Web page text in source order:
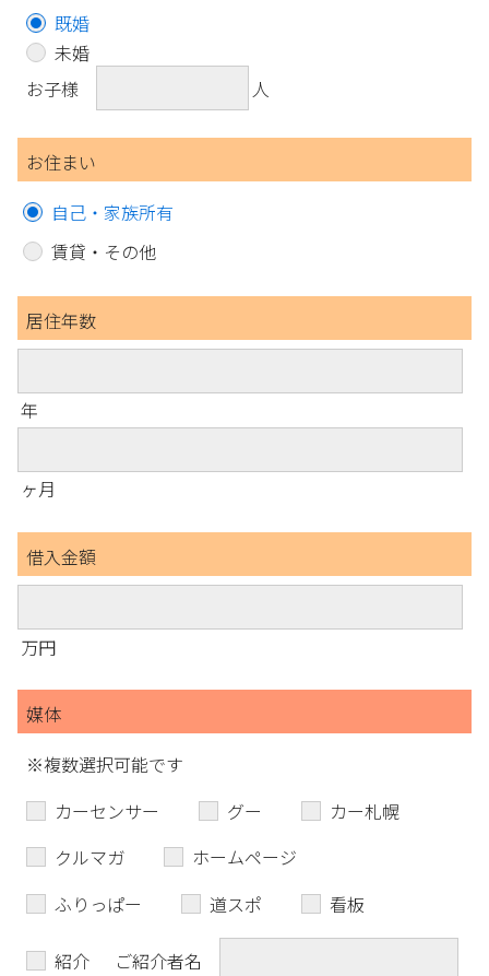
既婚
未婚
お子様
人
お住まい
自己・家族所有
賃貸・その他
居住年数
年
ヶ月
借入金額
万円
媒体
※複数選択可能です
カーセンサー
グー
カー札幌
クルマガ
ホームページ
ふりっぱー
道スポ 看板
紹介 ご紹介者名